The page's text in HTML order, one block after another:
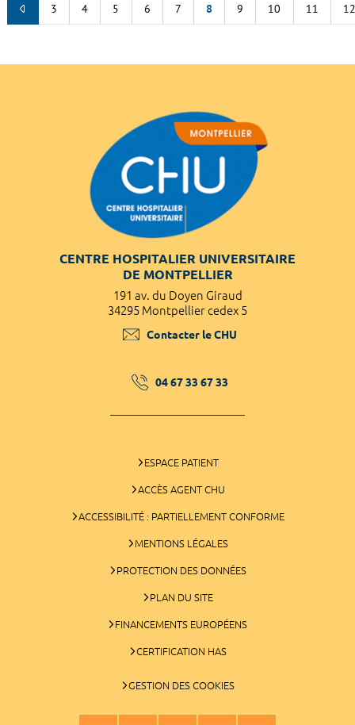
3 4 5 6 7 8 9 10 11 12
CENTRE HOSPITALIER UNIVERSITAIRE
DE MONTPELLIER
191 av. du Doyen Giraud
34295 Montpellier cedex 5
Contacter le CHU
04 67 33 67 33
ESPACE PATIENT
ACCÈS AGENT CHU
ACCESSIBILITÉ : PARTIELLEMENT CONFORME
MENTIONS LÉGALES
PROTECTION DES DONNÉES
PLAN DU SITE
FINANCEMENTS EUROPÉENS
CERTIFICATION HAS
GESTION DES COOKIES